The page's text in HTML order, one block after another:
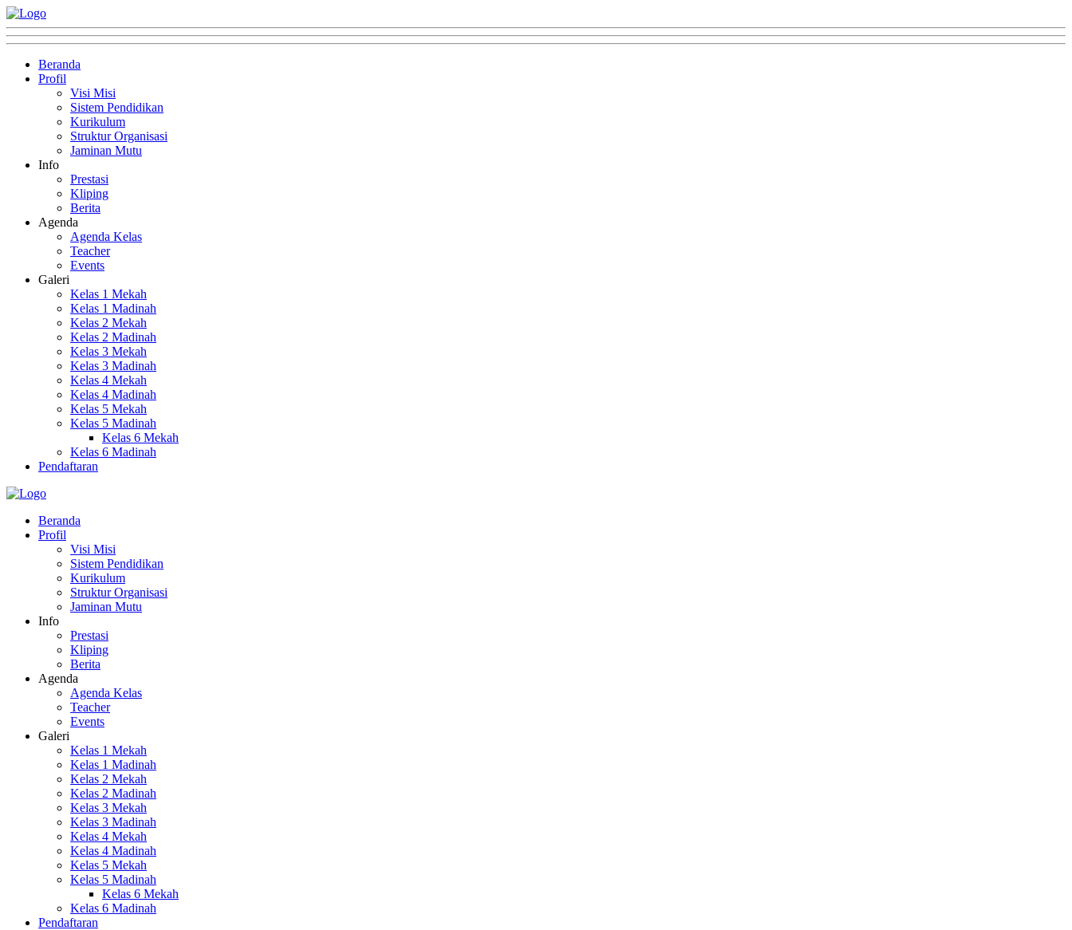
Beranda
Profil
Visi Misi
Sistem Pendidikan
Kurikulum
Struktur Organisasi
Jaminan Mutu
Info
Prestasi
Kliping
Berita
Agenda
Agenda Kelas
Teacher
Events
Galeri
Kelas 1 Mekah
Kelas 1 Madinah
Kelas 2 Mekah
Kelas 2 Madinah
Kelas 3 Mekah
Kelas 3 Madinah
Kelas 4 Mekah
Kelas 4 Madinah
Kelas 5 Mekah
Kelas 5 Madinah
Kelas 6 Mekah
Kelas 6 Madinah
Pendaftaran
Beranda
Profil
Visi Misi
Sistem Pendidikan
Kurikulum
Struktur Organisasi
Jaminan Mutu
Info
Prestasi
Kliping
Berita
Agenda
Agenda Kelas
Teacher
Events
Galeri
Kelas 1 Mekah
Kelas 1 Madinah
Kelas 2 Mekah
Kelas 2 Madinah
Kelas 3 Mekah
Kelas 3 Madinah
Kelas 4 Mekah
Kelas 4 Madinah
Kelas 5 Mekah
Kelas 5 Madinah
Kelas 6 Mekah
Kelas 6 Madinah
Pendaftaran